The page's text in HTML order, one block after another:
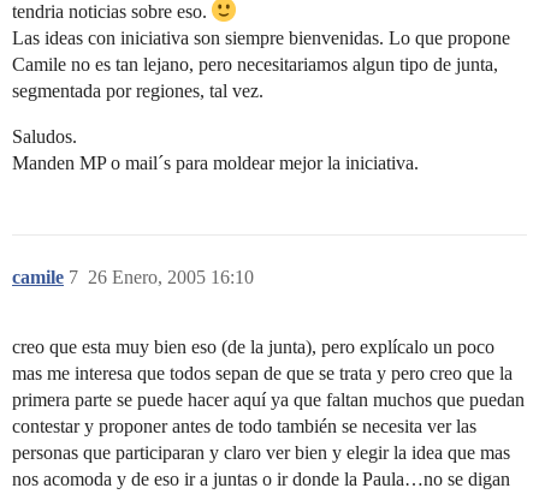
tendria noticias sobre eso.
Las ideas con iniciativa son siempre bienvenidas. Lo que propone
Camile no es tan lejano, pero necesitariamos algun tipo de junta,
segmentada por regiones, tal vez.
Saludos.
Manden MP o mail´s para moldear mejor la iniciativa.
camile 26 Enero, 2005 16:10
7
creo que esta muy bien eso (de la junta), pero explícalo un poco
mas me interesa que todos sepan de que se trata y pero creo que la
primera parte se puede hacer aquí ya que faltan muchos que puedan
contestar y proponer antes de todo también se necesita ver las
personas que participaran y claro ver bien y elegir la idea que mas
nos acomoda y de eso ir a juntas o ir donde la Paula…no se digan